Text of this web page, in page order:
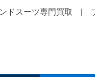
ドスーツ専門買取